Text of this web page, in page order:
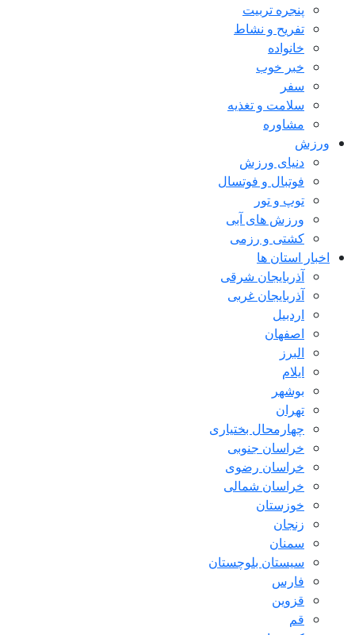
پنجره تربیت
تفریح و نشاط
خانواده
خبر خوب
سفر
سلامت و تغذیه
مشاوره
ورزش
دنیای ورزش
فوتبال و فوتسال
توپ و تور
ورزش های آبی
کشتی و رزمی
اخبار استان ها
آذربایجان شرقی
آذربایجان غربی
اردبیل
اصفهان
البرز
ایلام
بوشهر
تهران
چهارمحال بختیاری
خراسان جنوبی
خراسان رضوی
خراسان شمالی
خوزستان
زنجان
سمنان
سیستان بلوچستان
فارس
قزوین
قم